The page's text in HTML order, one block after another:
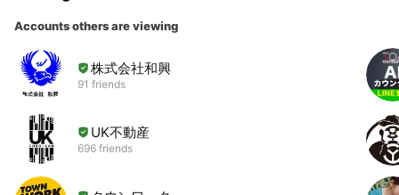
Accounts others are viewing
株式会社和興
91 friends
UK不動産
696 friends